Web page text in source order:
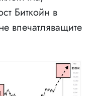
Биткойн в
впечатляващите